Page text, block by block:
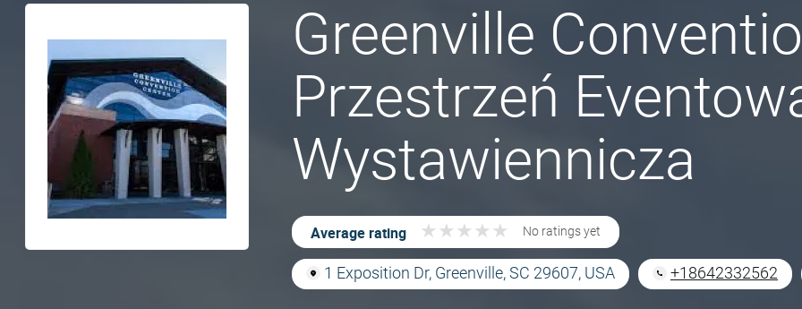
Greenville
Przestrzeń
Wystawiennicza
Average rating ★ ★ ★ ★ ★
★ ★ ★ ★ ★ No ratings yet
1 Exposition Dr, Greenville, SC 29607, USA +18642332562